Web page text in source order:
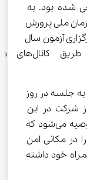
طراحی شده بود. به
سوی سازمان ملی پرورش
آزمون سال
جاری، اطلاعات دقیق و به‌روز
جلسه در روز
محرومیت از شرکت در این
رقابت علمی خواهد بود. بنابراین، اکیداً توصیه می‌شود که
در مکانی امن
خود داشته